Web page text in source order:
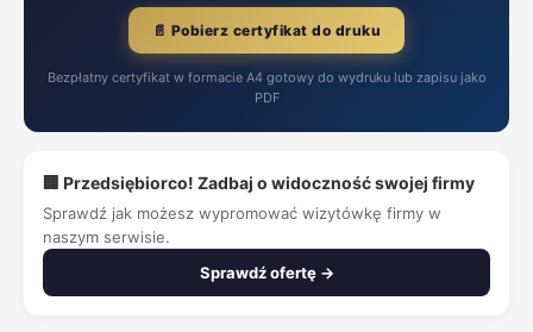
📄 Pobierz certyfikat do druku
Bezpłatny certyfikat w formacie A4 gotowy do wydruku lub zapisu jako
PDF
🏢 Przedsiębiorco! Zadbaj o widoczność swojej firmy
Sprawdź jak możesz wypromować wizytówkę firmy w
naszym serwisie.
Sprawdź ofertę →